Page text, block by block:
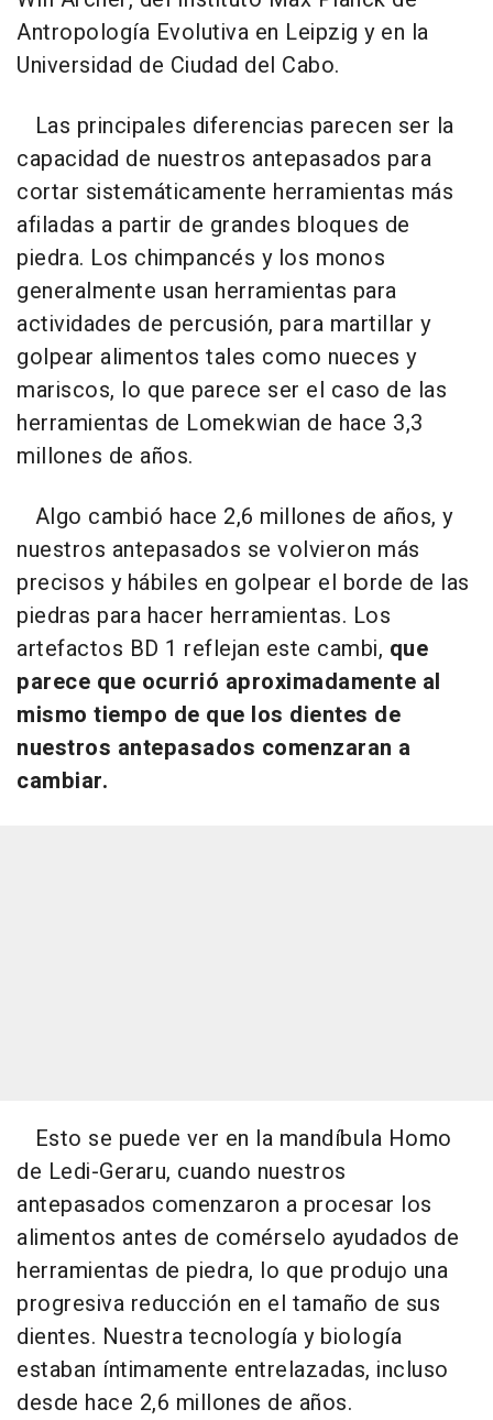
Antropología Evolutiva en Leipzig y en la
Universidad de Ciudad del Cabo.
Las principales diferencias parecen ser la
capacidad de nuestros antepasados para
cortar sistemáticamente herramientas más
afiladas a partir de grandes bloques de
piedra. Los chimpancés y los monos
generalmente usan herramientas para
actividades de percusión, para martillar y
golpear alimentos tales como nueces y
mariscos, lo que parece ser el caso de las
herramientas de Lomekwian de hace 3,3
millones de años.
Algo cambió hace 2,6 millones de años, y
nuestros antepasados se volvieron más
precisos y hábiles en golpear el borde de las
piedras para hacer herramientas. Los
artefactos BD 1 reflejan este cambi, que
parece que ocurrió aproximadamente al
mismo tiempo de que los dientes de
nuestros antepasados comenzaran a
cambiar.
Esto se puede ver en la mandíbula Homo
de Ledi-Geraru, cuando nuestros
antepasados comenzaron a procesar los
alimentos antes de comérselo ayudados de
herramientas de piedra, lo que produjo una
progresiva reducción en el tamaño de sus
dientes. Nuestra tecnología y biología
estaban íntimamente entrelazadas, incluso
desde hace 2,6 millones de años.